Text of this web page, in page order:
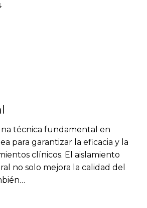
técnica fundamental en
para garantizar la eficacia y la
clínicos. El aislamiento
no solo mejora la calidad del